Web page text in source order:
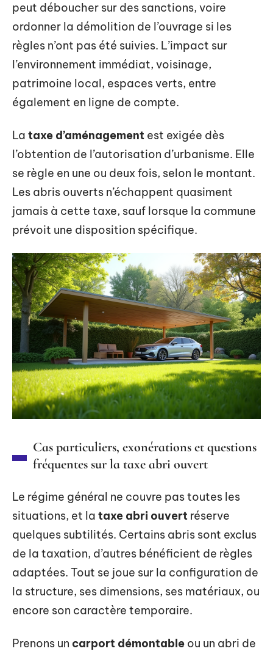
peut déboucher sur des sanctions, voire
ordonner la démolition de l’ouvrage si les
règles n’ont pas été suivies. L’impact sur
l’environnement immédiat, voisinage,
patrimoine local, espaces verts, entre
également en ligne de compte.
La taxe d’aménagement est exigée dès
l’obtention de l’autorisation d’urbanisme. Elle
se règle en une ou deux fois, selon le montant.
Les abris ouverts n’échappent quasiment
jamais à cette taxe, sauf lorsque la commune
prévoit une disposition spécifique.
Cas particuliers, exonérations et questions
fréquentes sur la taxe abri ouvert
Le régime général ne couvre pas toutes les
situations, et la taxe abri ouvert réserve
quelques subtilités. Certains abris sont exclus
de la taxation, d’autres bénéficient de règles
adaptées. Tout se joue sur la configuration de
la structure, ses dimensions, ses matériaux, ou
encore son caractère temporaire.
Prenons un carport démontable ou un abri de